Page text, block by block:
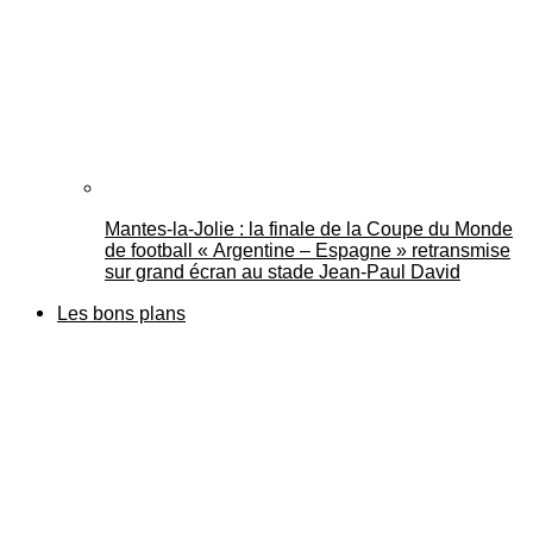
Mantes-la-Jolie : la finale de la Coupe du Monde
de football « Argentine – Espagne » retransmise
sur grand écran au stade Jean-Paul David
Les bons plans